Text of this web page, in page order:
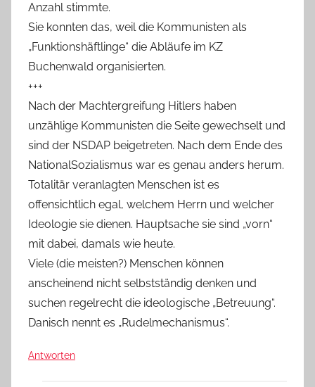
Anzahl stimmte.
Sie konnten das, weil die Kommunisten als
„Funktionshäftlinge“ die Abläufe im KZ
Buchenwald organisierten.
+++
Nach der Machtergreifung Hitlers haben
unzählige Kommunisten die Seite gewechselt und
sind der NSDAP beigetreten. Nach dem Ende des
NationalSozialismus war es genau anders herum.
Totalitär veranlagten Menschen ist es
offensichtlich egal, welchem Herrn und welcher
Ideologie sie dienen. Hauptsache sie sind „vorn“
mit dabei, damals wie heute.
Viele (die meisten?) Menschen können
anscheinend nicht selbstständig denken und
suchen regelrecht die ideologische „Betreuung“.
Danisch nennt es „Rudelmechanismus“.
Antworten